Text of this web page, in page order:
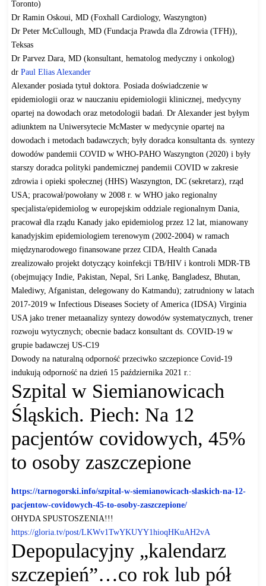
Toronto)
Dr Ramin Oskoui, MD (Foxhall Cardiology, Waszyngton)
Dr Peter McCullough, MD (Fundacja Prawda dla Zdrowia (TFH)),
Teksas
Dr Parvez Dara, MD (konsultant, hematolog medyczny i onkolog)
dr Paul Elias Alexander
Alexander posiada tytuł doktora. Posiada doświadczenie w
epidemiologii oraz w nauczaniu epidemiologii klinicznej, medycyny
opartej na dowodach oraz metodologii badań. Dr Alexander jest byłym
adiunktem na Uniwersytecie McMaster w medycynie opartej na
dowodach i metodach badawczych; były doradca konsultanta ds. syntezy
dowodów pandemii COVID w WHO-PAHO Waszyngton (2020) i były
starszy doradca polityki pandemicznej pandemii COVID w zakresie
zdrowia i opieki społecznej (HHS) Waszyngton, DC (sekretarz), rząd
USA; pracował/powołany w 2008 r. w WHO jako regionalny
specjalista/epidemiolog w europejskim oddziale regionalnym Dania,
pracował dla rządu Kanady jako epidemiolog przez 12 lat, mianowany
kanadyjskim epidemiologiem terenowym (2002-2004) w ramach
międzynarodowego finansowane przez CIDA, Health Canada
zrealizowało projekt dotyczący koinfekcji TB/HIV i kontroli MDR-TB
(obejmujący Indie, Pakistan, Nepal, Sri Lankę, Bangladesz, Bhutan,
Malediwy, Afganistan, delegowany do Katmandu); zatrudniony w latach
2017-2019 w Infectious Diseases Society of America (IDSA) Virginia
USA jako trener metaanalizy syntezy dowodów systematycznych, trener
rozwoju wytycznych; obecnie badacz konsultant ds. COVID-19 w
grupie badawczej US-C19
Dowody na naturalną odporność przeciwko szczepionce Covid-19
indukują odporność na dzień 15 października 2021 r.:
Szpital w Siemianowicach
Śląskich. Piech: Na 12
pacjentów covidowych, 45%
to osoby zaszczepione
https://tarnogorski.info/szpital-w-siemianowicach-slaskich-na-12-
pacjentow-covidowych-45-to-osoby-zaszczepione/
OHYDA SPUSTOSZENIA!!!
https://gloria.tv/post/LKWv1TwYKUYY1hioqHKuAH2vA
Depopulacyjny „kalendarz
szczepień”…co rok lub pół